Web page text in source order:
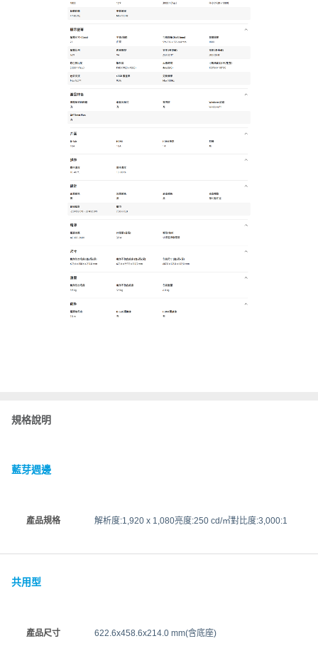
規格說明
藍芽週邊
產品規格 解析度:1,920 x 1,080亮度:250 cd/㎡對比度:3,000:1
共用型
產品尺寸 622.6x458.6x214.0 mm(含底座)